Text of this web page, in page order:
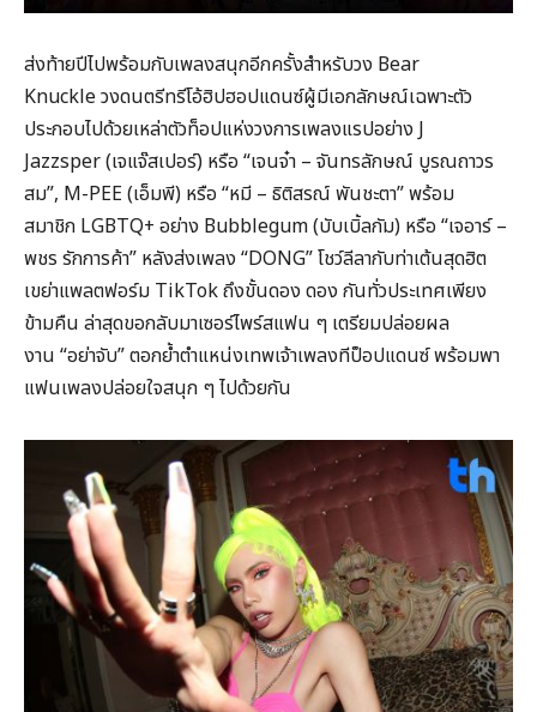
ส่งท้ายปีไปพร้อมกับเพลงสนุกอีกครั้งสำหรับวง Bear
Knuckle วงดนตรีทรีโอ้ฮิปฮอปแดนซ์ผู้มีเอกลักษณ์เฉพาะตัว
ประกอบไปด้วยเหล่าตัวท็อปแห่งวงการเพลงแรปอย่าง J
Jazzsper (เจแจ๊สเปอร์) หรือ “เจนจ๋า – จันทรลักษณ์ บูรณถาวร
สม”, M-PEE (เอ็มพี) หรือ “หมี – ธิติสรณ์ พันชะตา” พร้อม
สมาชิก LGBTQ+ อย่าง Bubblegum (บับเบิ้ลกัม) หรือ “เจอาร์ –
พชร รักการค้า” หลังส่งเพลง “DONG” โชว์ลีลากับท่าเต้นสุดฮิต
เขย่าแพลตฟอร์ม TikTok ถึงขั้นดอง ดอง กันทั่วประเทศเพียง
ข้ามคืน ล่าสุดขอกลับมาเซอร์ไพร์สแฟน ๆ เตรียมปล่อยผล
งาน “อย่าจับ” ตอกย้ำตำแหน่งเทพเจ้าเพลงทีป็อปแดนซ์ พร้อมพา
แฟนเพลงปล่อยใจสนุก ๆ ไปด้วยกัน